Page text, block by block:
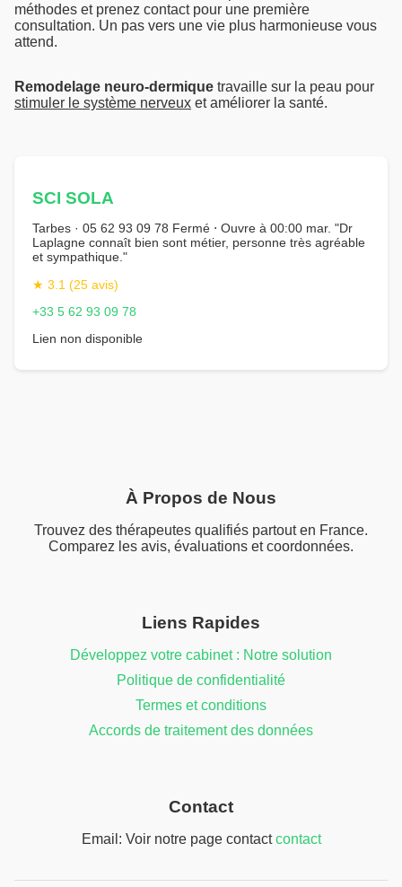
méthodes et prenez contact pour une première
consultation. Un pas vers une vie plus harmonieuse vous
attend.
Remodelage neuro-dermique travaille sur la peau pour
stimuler le système nerveux et améliorer la santé.
SCI SOLA
Tarbes · 05 62 93 09 78 Fermé ⋅ Ouvre à 00:00 mar. "Dr
Laplagne connaît bien sont métier, personne très agréable
et sympathique."
★ 3.1 (25 avis)
+33 5 62 93 09 78
Lien non disponible
À Propos de Nous
Trouvez des thérapeutes qualifiés partout en France.
Comparez les avis, évaluations et coordonnées.
Liens Rapides
Développez votre cabinet : Notre solution
Politique de confidentialité
Termes et conditions
Accords de traitement des données
Contact
Email: Voir notre page contactcontact